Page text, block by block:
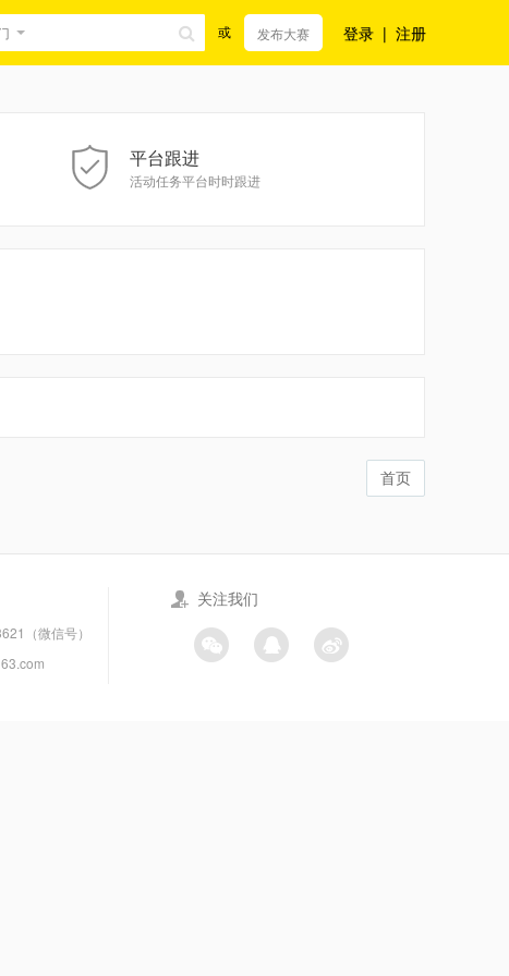
或 发布大赛 登录 | 注册
平台跟进
活动任务平台时时跟进
首页
（微信号）
关注我们